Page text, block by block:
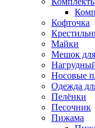
Кофточка
Майки
Мешок
Носовые
Одежда
Пелёнки
Песочник
Пижама